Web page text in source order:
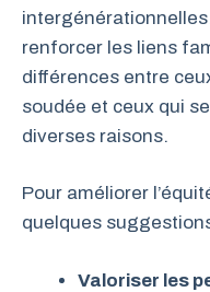
renforcer les liens
différences entre
soudée et ceux qui
diverses raisons.
Pour améliorer
quelques
Valoriser les